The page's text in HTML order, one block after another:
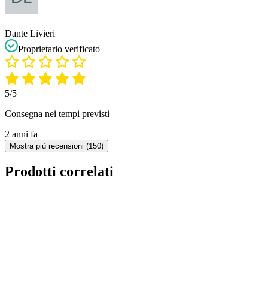
Dante Livieri
Proprietario verificato
5/5
Consegna nei tempi previsti
2 anni fa
Mostra più recensioni (150)
Prodotti correlati